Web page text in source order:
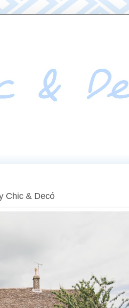
Chic & Decó